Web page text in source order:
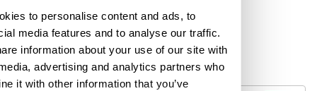
to personalise content and ads, to
media features and to analyse our traffic.
information about your use of our site with
advertising and analytics partners who
it with other information that you’ve
Ausstellungsstück
Kuratiert